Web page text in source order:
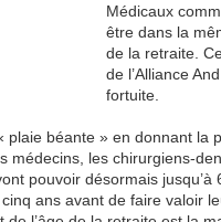
Médicaux
être dans la
de la retraite.
de l’Alliance
fortuite.
plaie béante » en donnant la
médecins, les chirurgiens-
pouvoir désormais jusqu’à
ans avant de faire valoir